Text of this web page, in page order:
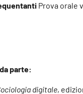
Prova orale
parte:
digitale,